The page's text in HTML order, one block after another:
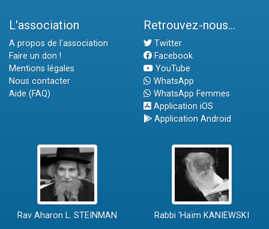
L'association
A propos de l'association
Faire un don !
Mentions légales
Nous contacter
Aide (FAQ)
Retrouvez-nous...
Twitter
Facebook
YouTube
WhatsApp
WhatsApp Femmes
Application iOS
Application Android
Rav Aharon L. STEINMAN Rabbi 'Haïm KANIEWSKI